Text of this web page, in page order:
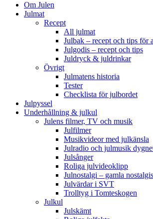
Om Julen
Julmat
Recept
All julmat
Julbak – recept och tips för
Julgodis – recept och tips
Juldryck & juldrinkar
Övrigt
Julmatens historia
Tester
Checklista för julbordet
Julpyssel
Underhållning & julkul
Julens filmer, TV och musik
Julfilmer
Musikvideor med julkänsla
Julradio och julmusik
Julsånger
Roliga julvideoklipp
Julnostalgi – gamla
Julvärdar i SVT
Trolltyg i Tomteskogen
Julkul
Julskämt